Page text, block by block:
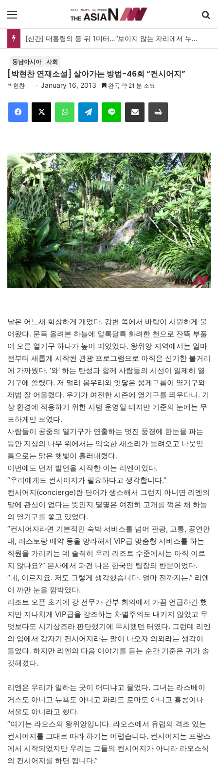
[신간] 대통령의 등 뒤 1미터…“보이지 않는 자리에서 누구를 지킨다는 것”
동남아시아 사회
[박현찬 연재소설] 살아가는 방법-46회 “컨시어지”
박현찬 January 16, 2013 완독 약 21 분 소요
Telegram 이메일
날은 어느새 화창하게 개었다. 강변 쪽에서 바람이 시원하게 불
어왔다. 문득 올려본 하늘에 알록달록 화려한 천으로 잔뜩 부풀
어 오른 열기구 하나가 높이 떠있었다. 왕위앙 지역에서는 얼마
전부터 새롭게 시작된 관광 프로그램으로 아직은 신기한 볼거리
에 가까웠다. ‘와’ 하는 탄성과 함께 사람들의 시선이 일제히 열
기구에 쏠렸다. 저 멀리 봉우리와 잇닿은 뭉게구름이 열기구와
제법 잘 어울렸다. 우기가 여전한 시즌에 열기구를 띄우다니. 기
상 환경에 적응하기 위한 시범 운영일 테지만 기준의 눈에는 무
모하게만 보였다.
사람들이 공중의 열기구가 연출하는 멋진 풍경에 한눈을 파는
동안 지상의 나무 위에서는 익숙한 새소리가 들려오고 나뭇잎
틈으로는 맑은 햇빛이 흘러내렸다.
이번에도 먼저 발언을 시작한 이는 리엔이었다.
“우리에게도 컨시어지가 필요하다고 생각합니다.”
컨시어지(concierge)란 단어가 생소해서 그런지 아니면 리엔의
말에 관심이 없다는 뜻인지 몇몇은 여전히 고개를 꺽은 채 하늘
의 열기구를 쫓고 있었다.
“컨시어지라면 기본적인 숙박 서비스를 넘어 관광, 교통, 공연안
내, 레스토랑 예약 등을 망라해서 VIP급 맞춤형 서비스를 하는
직원을 가리키는 데 솔직히 우리 리조트 수준에서는 아직 이르
지 않나요?” 본사에서 파견 나온 한국인 팀장의 반문이었다.
“네, 이르지요. 저도 그렇게 생각했습니다. 얼마 전까지는.” 리엔
이 까만 눈을 깜박였다.
리조트 오픈 초기에 강 전무가 간부 회의에서 가끔 언급하긴 했
지만 지나치게 VIP급을 강조하는 차별주의도 내키지 않았고 무
엇보다도 시기상조라 판단했기에 무시했던 터였다. 그런데 리엔
의 입에서 갑자기 컨시어지라는 말이 나오자 의외라는 생각이
들었다. 하지만 리엔의 다음 이야기를 듣는 순간 기준은 귀가 솔
깃해졌다.
리엔은 우리가 일하는 곳이 어디냐고 물었다. 그녀는 라스베이
거스도 아니고 뉴욕도 아니고 파리도 로마도 아니고 홍콩이나
서울도 아니라고 했다.
“여기는 라오스의 왕위앙입니다. 라오스에서 유럽의 격조 있는
컨시어지를 그대로 따라 하기는 어렵습니다. 컨시어지는 프랑스
에서 시작되었지만 우리는 그들의 컨시어지가 아니라 라오스식
의 컨시어지를 하면 됩니다.”